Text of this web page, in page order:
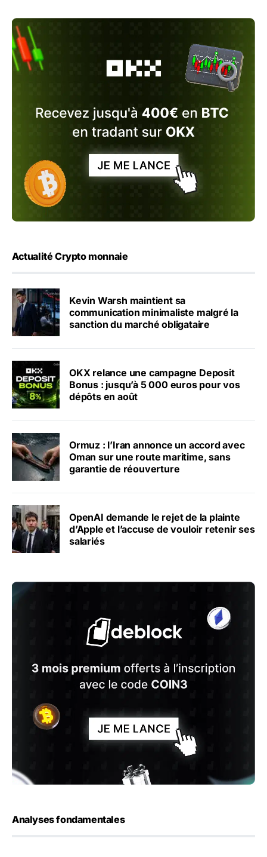
Actualité Crypto monnaie
Kevin Warsh maintient sa
communication minimaliste malgré la
sanction du marché obligataire
OKX relance une campagne Deposit
Bonus : jusqu’à 5 000 euros pour vos
dépôts en août
Ormuz : l’Iran annonce un accord avec
Oman sur une route maritime, sans
garantie de réouverture
OpenAI demande le rejet de la plainte
d’Apple et l’accuse de vouloir retenir ses
salariés
Analyses fondamentales